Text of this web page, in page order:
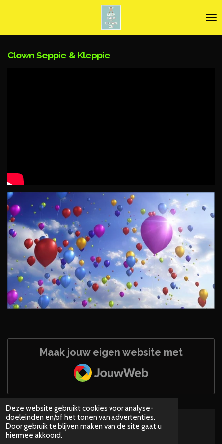
Deze website gebruikt cookies voor analyse-
doeleinden en/of het tonen van advertenties.
Door gebruik te blijven maken van de site gaat u
hiermee akkoord.
hoofdinhoud
Clown Seppie & Kleppie
Maak jouw eigen website met
JouwWeb
© 2023 - 2026 Clown Seppie & Kleppie
Powered byJouwWeb